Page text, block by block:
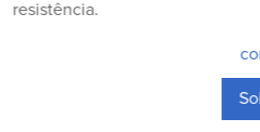
resistência.